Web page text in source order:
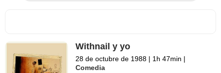
Withnail y yo
28 de octubre de 1988 | 1h 47min |
Comedia